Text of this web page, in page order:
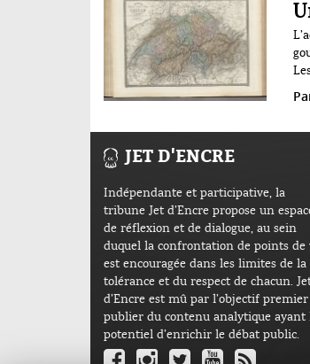
JET D'ENCRE
Indépendante et participative, la
tribune Jet d’Encre propose un
de réflexion et de dialogue, au sein
duquel la confrontation de points de
est encouragée dans les limites de la
tolérance et du respect de chacun.
d’Encre est mû par l’objectif premier
publier du contenu analytique ayant
potentiel d’enrichir le débat public.